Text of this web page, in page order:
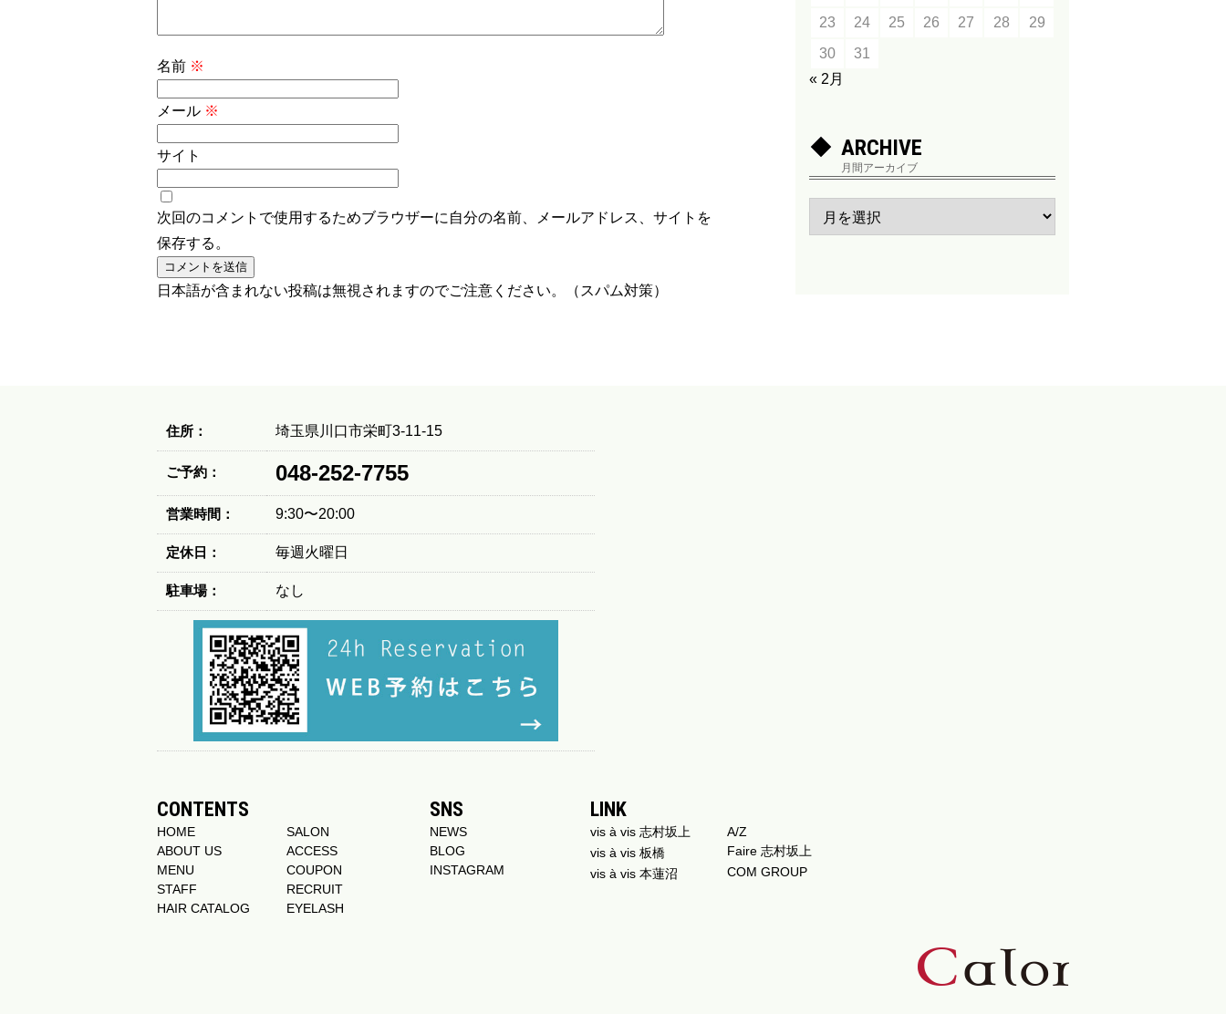
名前 ※
メール ※
サイト
次回のコメントで使用するためブラウザーに自分の名前、メールアドレス、サイトを
保存する。
日本語が含まれない投稿は無視されますのでご注意ください。（スパム対策）
23
24 25 26 27 28
29
30
31
« 2月
ARCHIVE
月間アーカイブ
住所： 埼玉県川口市栄町3-11-15
ご予約： 048-252-7755
営業時間： 9:30〜20:00
定休日： 毎週火曜日
駐車場： なし
CONTENTS
HOME
ABOUT US
MENU
STAFF
HAIR CATALOG
SALON
ACCESS
COUPON
RECRUIT
EYELASH
SNS
NEWS
BLOG
INSTAGRAM
LINK
vis à vis 志村坂上
vis à vis 板橋
vis à vis 本蓮沼
A/Z
Faire 志村坂上
COM GROUP